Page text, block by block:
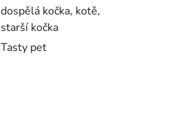
dospělá kočka, kotě,
starší kočka
Tasty pet